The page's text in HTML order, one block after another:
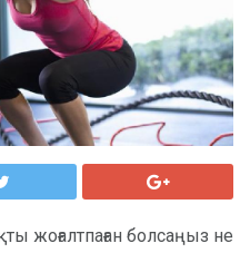
жоғалтпаған болсаңыз не